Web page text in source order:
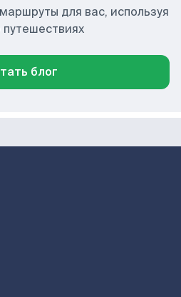
для вас, используя
блог